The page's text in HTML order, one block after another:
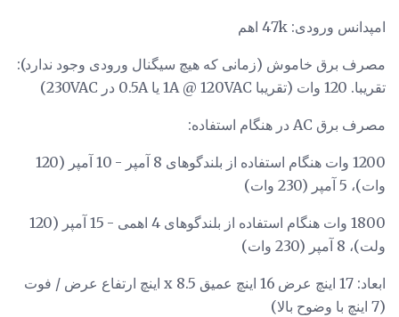
امپدانس ورودی: 47k اهم
مصرف برق خاموش (زمانی که هیچ سیگنال ورودی وجود ندارد):
تقریبا. 120 وات (تقریبا 1A @ 120VAC یا 0.5A در 230VAC)
مصرف برق AC در هنگام استفاده:
1200 وات هنگام استفاده از بلندگوهای 8 آمپر - 10 آمپر (120
وات)، 5 آمپر (230 وات)
1800 وات هنگام استفاده از بلندگوهای 4 اهمی - 15 آمپر (120
ولت)، 8 آمپر (230 وات)
ابعاد: 17 اینچ عرض 16 اینچ عمیق x 8.5 اینچ ارتفاع عرض / فوت
(7 اینچ با وضوح بالا)